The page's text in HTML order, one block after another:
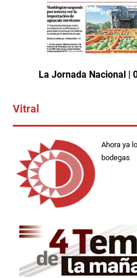
La Jornada Nacional |
Vitral
Ahora ya
bodegas